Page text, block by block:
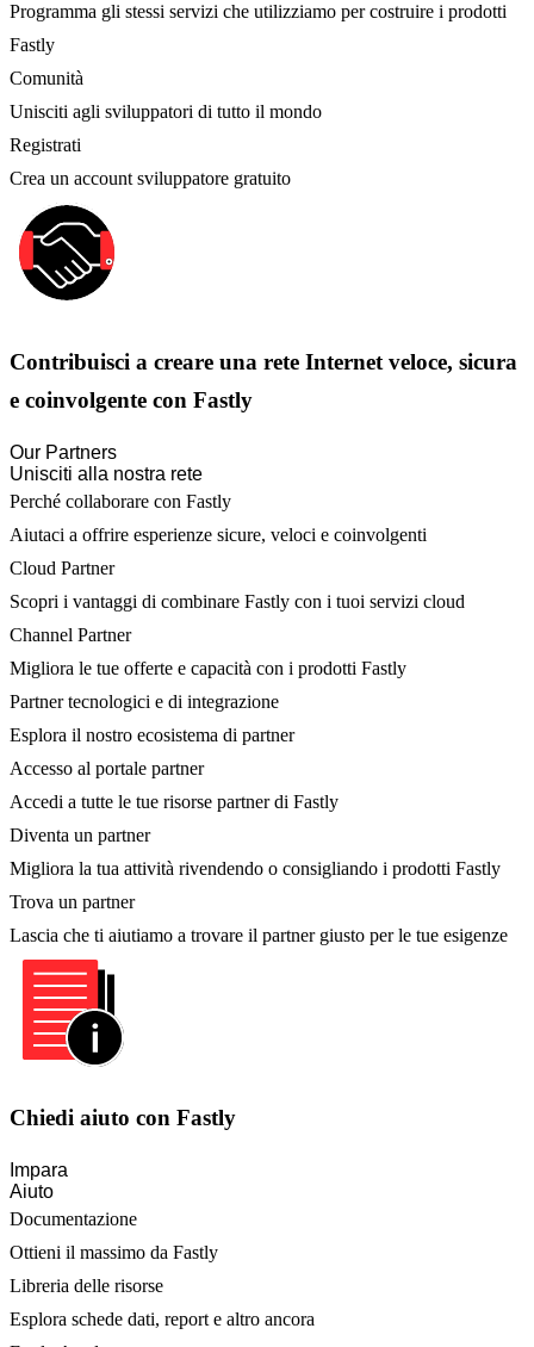
Programma gli stessi servizi che utilizziamo per costruire i prodotti
Fastly
Comunità
Unisciti agli sviluppatori di tutto il mondo
Registrati
Crea un account sviluppatore gratuito
Contribuisci a creare una rete Internet veloce, sicura
e coinvolgente con Fastly
Our Partners
Unisciti alla nostra rete
Perché collaborare con Fastly
Aiutaci a offrire esperienze sicure, veloci e coinvolgenti
Cloud Partner
Scopri i vantaggi di combinare Fastly con i tuoi servizi cloud
Channel Partner
Migliora le tue offerte e capacità con i prodotti Fastly
Partner tecnologici e di integrazione
Esplora il nostro ecosistema di partner
Accesso al portale partner
Accedi a tutte le tue risorse partner di Fastly
Diventa un partner
Migliora la tua attività rivendendo o consigliando i prodotti Fastly
Trova un partner
Lascia che ti aiutiamo a trovare il partner giusto per le tue esigenze
Chiedi aiuto con Fastly
Impara
Aiuto
Documentazione
Ottieni il massimo da Fastly
Libreria delle risorse
Esplora schede dati, report e altro ancora